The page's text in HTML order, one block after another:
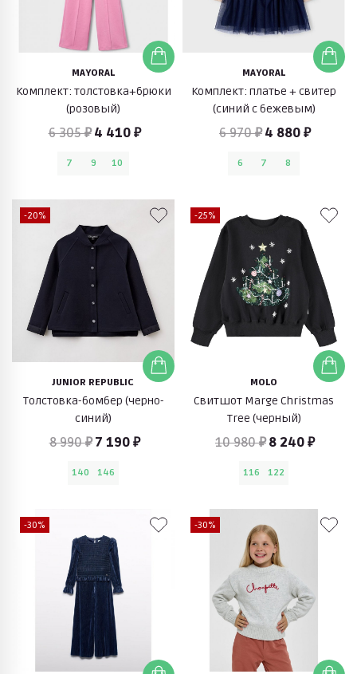
MAYORAL
Комплект: толстовка+брюки
(розовый)
6 305 ₽ 4 410 ₽
7 9 10
MAYORAL
Комплект: платье + свитер
(синий с бежевым)
6 970 ₽ 4 880 ₽
6 7 8
-20%
JUNIOR REPUBLIC
Толстовка-бомбер (черно-
синий)
8 990 ₽ 7 190 ₽
140 146
-25%
MOLO
Свитшот Marge Christmas
Tree (черный)
10 980 ₽ 8 240 ₽
116 122
-30% -30%